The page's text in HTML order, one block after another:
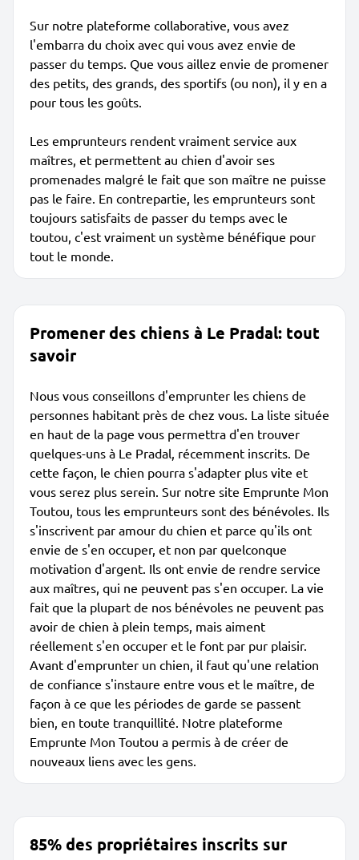
Sur notre plateforme collaborative, vous avez
l'embarra du choix avec qui vous avez envie de
passer du temps. Que vous aillez envie de promener
des petits, des grands, des sportifs (ou non), il y en a
pour tous les goûts.
Les emprunteurs rendent vraiment service aux
maîtres, et permettent au chien d'avoir ses
promenades malgré le fait que son maître ne puisse
pas le faire. En contrepartie, les emprunteurs sont
toujours satisfaits de passer du temps avec le
toutou, c'est vraiment un système bénéfique pour
tout le monde.
Promener des chiens à Le Pradal: tout
savoir
Nous vous conseillons d'emprunter les chiens de
personnes habitant près de chez vous. La liste située
en haut de la page vous permettra d'en trouver
quelques-uns à Le Pradal, récemment inscrits. De
cette façon, le chien pourra s'adapter plus vite et
vous serez plus serein. Sur notre site Emprunte Mon
Toutou, tous les emprunteurs sont des bénévoles. Ils
s'inscrivent par amour du chien et parce qu'ils ont
envie de s'en occuper, et non par quelconque
motivation d'argent. Ils ont envie de rendre service
aux maîtres, qui ne peuvent pas s'en occuper. La vie
fait que la plupart de nos bénévoles ne peuvent pas
avoir de chien à plein temps, mais aiment
réellement s'en occuper et le font par pur plaisir.
Avant d'emprunter un chien, il faut qu'une relation
de confiance s'instaure entre vous et le maître, de
façon à ce que les périodes de garde se passent
bien, en toute tranquillité. Notre plateforme
Emprunte Mon Toutou a permis à de créer de
nouveaux liens avec les gens.
85% des propriétaires inscrits sur